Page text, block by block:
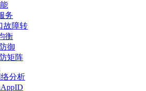
务
故障转
衡
御
矩阵
分析